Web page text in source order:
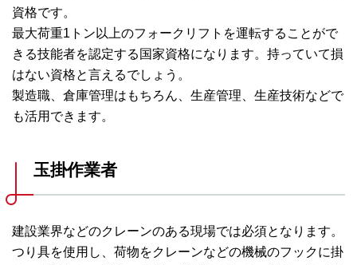
資格です。
最大荷重1トン以上のフォークリフトを運転することがで
きる技能者を認定する国家資格になります。持っていて損
はない資格と言えるでしょう。
製造職、倉庫管理はもちろん、生産管理、生産技術などで
も活用できます。
玉掛作業者
建設業界などのクレーンのある現場では必須となります。
つり具を使用し、荷物をクレーンなどの機械のフックに掛